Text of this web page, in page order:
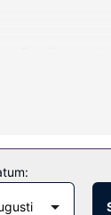
kaffe- och
Frukostbuffé